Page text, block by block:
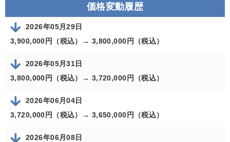
価格変動履歴
2026年05月29日
3,900,000円（税込）→ 3,800,000円（税込）
2026年05月31日
3,800,000円（税込）→ 3,720,000円（税込）
2026年06月04日
3,720,000円（税込）→ 3,650,000円（税込）
2026年06月08日